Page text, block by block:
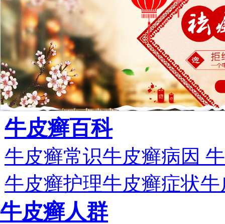
牛皮癣百科
牛皮癣常识牛皮癣病因
牛皮癣护理牛皮癣症状牛
牛皮癣人群